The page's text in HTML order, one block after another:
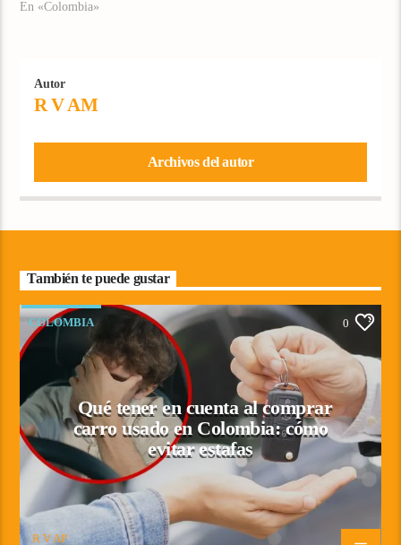
En «Colombia»
Autor
R V AM
Archivos del autor
También te puede gustar
COLOMBIA 0
Qué tener en cuenta al comprar
carro usado en Colombia: cómo
evitar estafas
R V AP